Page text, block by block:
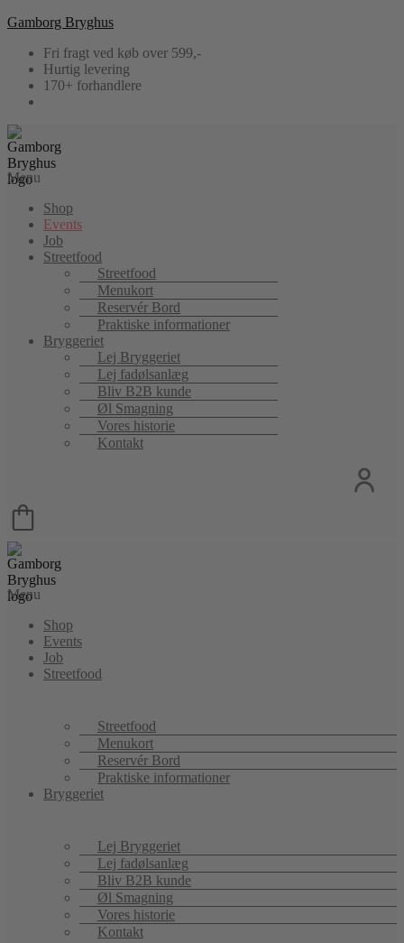
Gamborg Bryghus
Fri fragt ved køb over 599,-
Hurtig levering
170+ forhandlere
Menu
Shop
Events
Job
Streetfood
Streetfood
Menukort
Reservér Bord
Praktiske informationer
Bryggeriet
Lej Bryggeriet
Lej fadølsanlæg
Bliv B2B kunde
Øl Smagning
Vores historie
Kontakt
Menu
Shop
Events
Job
Streetfood
Streetfood
Menukort
Reservér Bord
Praktiske informationer
Bryggeriet
Lej Bryggeriet
Lej fadølsanlæg
Bliv B2B kunde
Øl Smagning
Vores historie
Kontakt